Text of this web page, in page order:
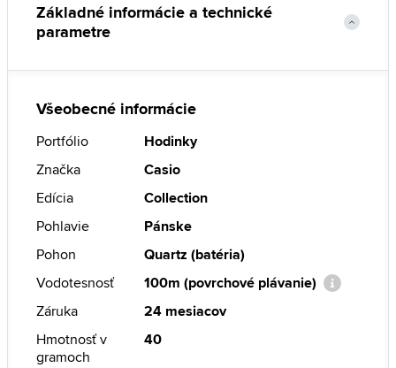
Základné informácie a technické
parametre
Všeobecné informácie
Portfólio
Hodinky
Značka
Casio
Edícia
Collection
Pohlavie
Pánske
Pohon
Quartz (batéria)
Vodotesnosť
100m (povrchové plávanie)
Záruka
24 mesiacov
Hmotnosť v
gramoch
40